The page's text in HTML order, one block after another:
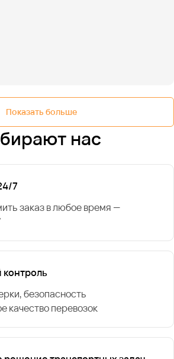
Показать больше
нас
7
заказ в любое время —
контроль
безопасность
качество перевозок